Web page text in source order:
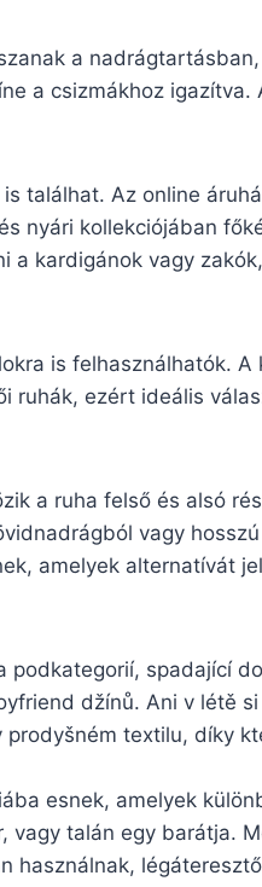
a
a csizmákhoz igazítva.
találhat. Az online
nyári kollekciójában
a kardigánok vagy
is felhasználhatók. A
ruhák, ezért ideális
a ruha felső és alsó
vagy
amelyek alternatívát
podkategorií, spadající
džínů. Ani v létě
textilu, díky
esnek, amelyek
vagy talán egy barátja.
használnak,